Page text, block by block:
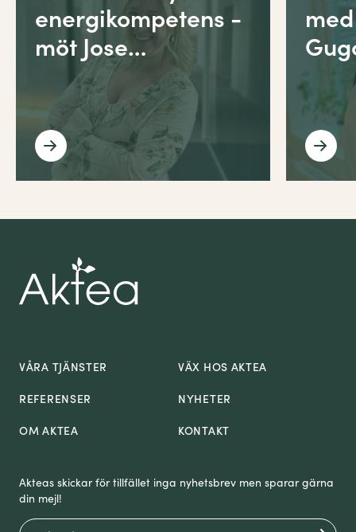
energikompetens -
möt Jose…
VÅRA TJÄNSTER
VÄX HOS AKTEA
REFERENSER
NYHETER
OM AKTEA
KONTAKT
Akteas skickar för tillfället inga nyhetsbrev men sparar gärna
din mejl!